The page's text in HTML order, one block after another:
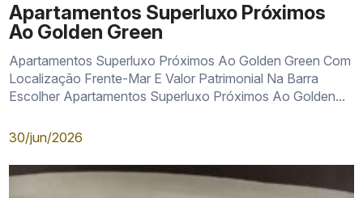
Apartamentos Superluxo Próximos
Ao Golden Green
Apartamentos Superluxo Próximos Ao Golden Green Com
Localização Frente-Mar E Valor Patrimonial Na Barra
Escolher Apartamentos Superluxo Próximos Ao Golden...
30/jun/2026